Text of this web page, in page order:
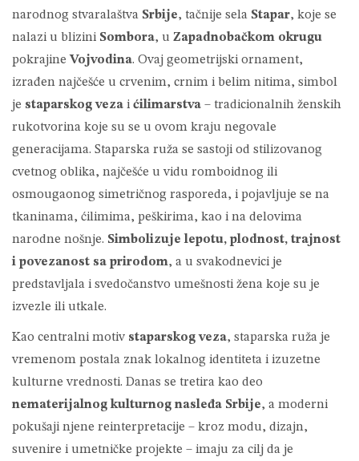
narodnog stvaralaštva Srbije, tačnije sela Stapar, koje se
nalazi u blizini Sombora, u Zapadnobačkom okrugu
pokrajine Vojvodina. Ovaj geometrijski ornament,
izrađen najčešće u crvenim, crnim i belim nitima, simbol
je staparskog veza i ćilimarstva – tradicionalnih ženskih
rukotvorina koje su se u ovom kraju negovale
generacijama. Staparska ruža se sastoji od stilizovanog
cvetnog oblika, najčešće u vidu romboidnog ili
osmougaonog simetričnog rasporeda, i pojavljuje se na
tkaninama, ćilimima, peškirima, kao i na delovima
narodne nošnje. Simbolizuje lepotu, plodnost, trajnost
i povezanost sa prirodom, a u svakodnevici je
predstavljala i svedočanstvo umešnosti žena koje su je
izvezle ili utkale.
Kao centralni motiv staparskog veza, staparska ruža je
vremenom postala znak lokalnog identiteta i izuzetne
kulturne vrednosti. Danas se tretira kao deo
nematerijalnog kulturnog nasleđa Srbije, a moderni
pokušaji njene reinterpretacije – kroz modu, dizajn,
suvenire i umetničke projekte – imaju za cilj da je